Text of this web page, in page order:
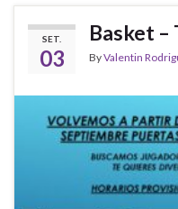
SET.
03
Basket –
ByValentin